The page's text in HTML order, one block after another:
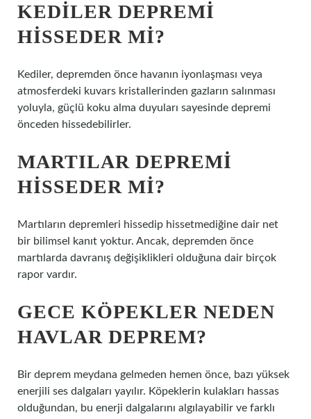
KEDILER DEPREMI
HISSEDER MI?
Kediler, depremden önce havanın iyonlaşması veya
atmosferdeki kuvars kristallerinden gazların salınması
yoluyla, güçlü koku alma duyuları sayesinde depremi
önceden hissedebilirler.
MARTILAR DEPREMI
HISSEDER MI?
Martıların depremleri hissedip hissetmediğine dair net
bir bilimsel kanıt yoktur. Ancak, depremden önce
martılarda davranış değişiklikleri olduğuna dair birçok
rapor vardır.
GECE KÖPEKLER NEDEN
HAVLAR DEPREM?
Bir deprem meydana gelmeden hemen önce, bazı yüksek
enerjili ses dalgaları yayılır. Köpeklerin kulakları hassas
olduğundan, bu enerji dalgalarını algılayabilir ve farklı